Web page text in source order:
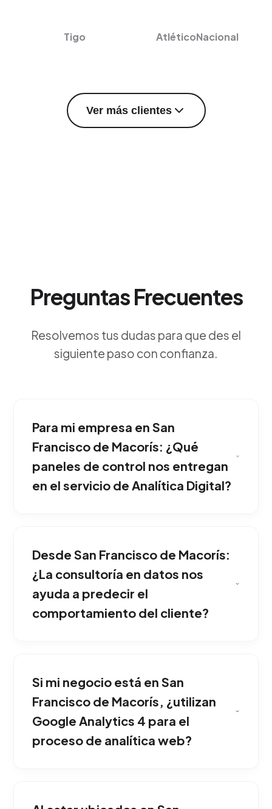
Tigo AtléticoNacional
Ver más clientes
Preguntas Frecuentes
Resolvemos tus dudas para que des el
siguiente paso con confianza.
Para mi empresa en San
Francisco de Macorís: ¿Qué
paneles de control nos entregan
en el servicio de Analítica Digital?
en la navegación y revela oportunidades para
optimizar la pauta comercial. Esta estrategia
ha demostrado una gran eficacia comercial en
San Francisco de Macorís.
Desde San Francisco de Macorís:
¿La consultoría en datos nos
ayuda a predecir el
comportamiento del cliente?
objetivos de conversión, mapas térmicos de
interacción y seguimiento de embudos de
venta. Ideal para potenciar y consolidar tu
presencia en San Francisco de Macorís.
Si mi negocio está en San
Francisco de Macorís, ¿utilizan
Google Analytics 4 para el
proceso de analítica web?